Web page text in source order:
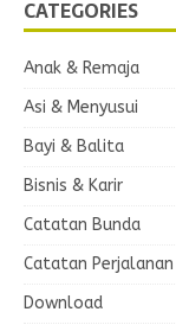
CATEGORIES
Anak & Remaja
Asi & Menyusui
Bayi & Balita
Bisnis & Karir
Catatan Bunda
Catatan Perjalanan
Download